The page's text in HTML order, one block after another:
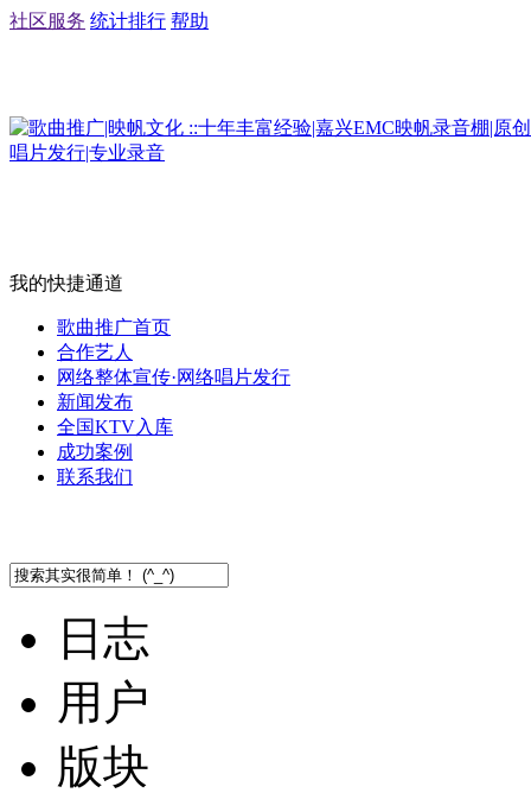
社区服务 统计排行 帮助
我的快捷通道
歌曲推广首页
合作艺人
网络整体宣传·网络唱片发行
新闻发布
全国KTV入库
成功案例
联系我们
日志
用户
版块